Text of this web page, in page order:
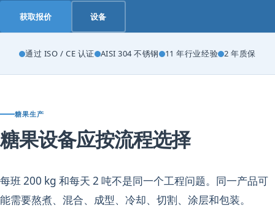
获取报价 设备
通过 ISO / CE 认证 AISI 304 不锈钢 11 年行业经验 2 年质保
糖果生产
糖果设备应按流程选择
每班 200 kg 和每天 2 吨不是同一个工程问题。同一产品可
能需要熬煮、混合、成型、冷却、切割、涂层和包装。